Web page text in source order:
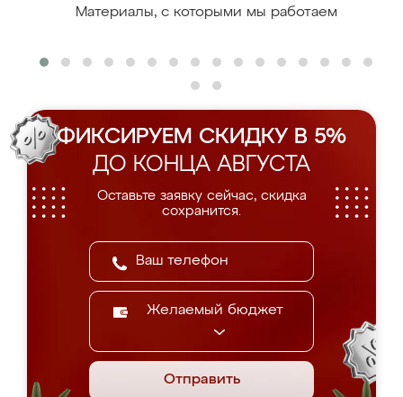
Материалы, с которыми мы работаем
ФИКСИРУЕМ СКИДКУ В 5%
ДО КОНЦА АВГУСТА
Оставьте заявку сейчас, скидка
сохранится.
Желаемый бюджет
Отправить